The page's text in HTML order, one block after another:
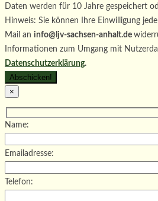
Daten werden für 10 Jahre gespeichert
Hinweis: Sie können Ihre Einwilligung
Mail an info@ljv-sachsen-anhalt.de
Informationen zum Umgang mit
Datenschutzerklärung.
×
Name:
Emailadresse:
Telefon: